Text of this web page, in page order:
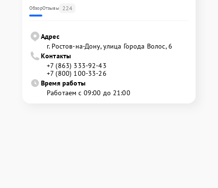
ОбзорОтзывы 224
Адрес
г. Ростов-на-Дону, улица Города Волос, 6
Контакты
+7 (863) 333-92-43
+7 (800) 100-33-26
Время работы
Работаем с 09:00 до 21:00